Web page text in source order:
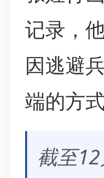
记录，
因逃避
端的方
截至12